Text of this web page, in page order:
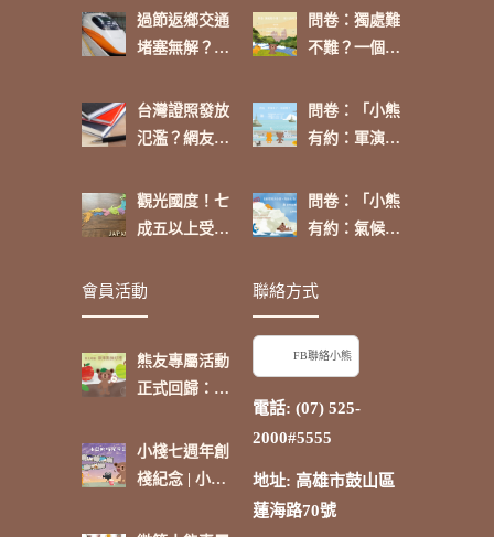
過節返鄉交通
堵塞無解？網
台灣證照發放
氾濫？網友：
進行有效管
理」
觀光國度！七
成五以上受訪
了台灣，日本
是我最喜歡的
問卷：獨處難
不難？一個人
問卷：「小熊
有約：軍演來
嗎？」
問卷：「小熊
有約：氣候環
啟航【卷
三】」
會員活動
熊友專屬活動
正式回歸：蘋
小棧七週年創
棧紀念 | 小熊
聯絡方式
FB聯絡小熊
電話: (07) 525-
2000#5555
地址: 高雄市鼓山區
蓮海路70號